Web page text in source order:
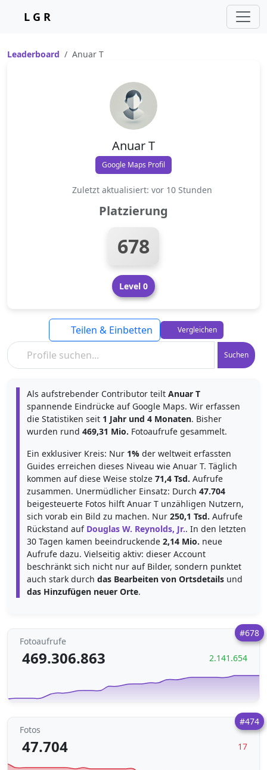
L G R
Leaderboard Anuar T
Anuar T
Google Maps Profil
Zuletzt aktualisiert: vor 10 Stunden
Platzierung
678
Level 0
Suchen
Teilen & Einbetten Vergleichen
Als aufstrebender Contributor teilt Anuar T
spannende Eindrücke auf Google Maps. Wir erfassen
die Statistiken seit 1 Jahr und 4 Monaten. Bisher
wurden rund 469,31 Mio. Fotoaufrufe gesammelt.
Ein exklusiver Kreis: Nur 1% der weltweit erfassten
Guides erreichen dieses Niveau wie Anuar T. Täglich
kommen auf diese Weise stolze 71,4 Tsd. Aufrufe
zusammen. Unermüdlicher Einsatz: Durch 47.704
beigesteuerte Fotos hilft Anuar T unzähligen Nutzern,
sich vorab ein Bild zu machen. Nur 250,1 Tsd. Aufrufe
Rückstand auf Douglas W. Reynolds, Jr.. In den letzten
30 Tagen kamen beeindruckende 2,14 Mio. neue
Aufrufe dazu. Vielseitig aktiv: dieser Account
beschränkt sich nicht nur auf Bilder, sondern punktet
auch stark durch das Bearbeiten von Ortsdetails und
das Hinzufügen neuer Orte.
#678
Fotoaufrufe
469.306.863 2.141.654
#474
Fotos
47.704 17